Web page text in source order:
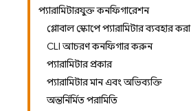
প্যারামিটারযুক্ত কনফিগারেশন
গ্লোবাল স্কোপে প্যারামিটার ব্যবহার করা
CLI আচরণ কনফিগার করুন
প্যারামিটার প্রকার
প্যারামিটার মান এবং অভিব্যক্তি
অন্তর্নির্মিত পরামিতি